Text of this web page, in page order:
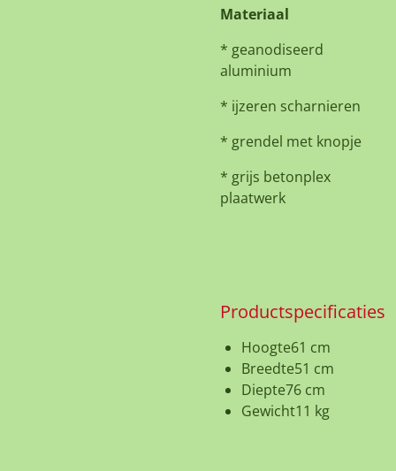
Materiaal
* geanodiseerd
aluminium
* ijzeren scharnieren
* grendel met knopje
* grijs betonplex
plaatwerk
Productspecificaties
Hoogte61 cm
Breedte51 cm
Diepte76 cm
Gewicht11 kg